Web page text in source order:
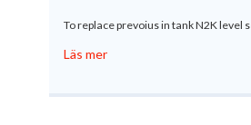
To replace prevoius in tank N2K level
Läs mer